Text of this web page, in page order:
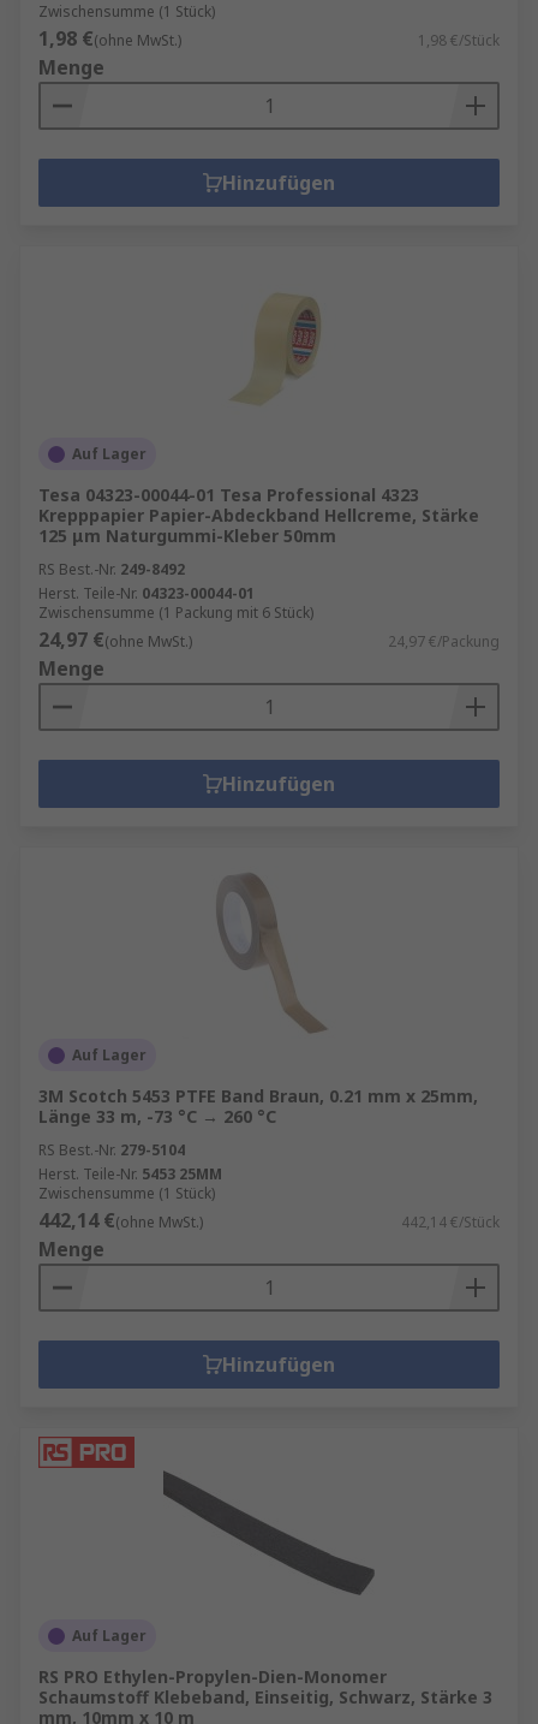
Zwischensumme (1 Stück)
1,98 €(ohne MwSt.) 1,98 €/Stück
Menge
Hinzufügen
Auf Lager
Tesa 04323-00044-01 Tesa Professional 4323
Krepppapier Papier-Abdeckband Hellcreme, Stärke
125 μm Naturgummi-Kleber 50mm
RS Best.-Nr. 249-8492
Herst. Teile-Nr. 04323-00044-01
Zwischensumme (1 Packung mit 6 Stück)
24,97 €(ohne MwSt.) 24,97 €/Packung
Menge
Hinzufügen
Auf Lager
3M Scotch 5453 PTFE Band Braun, 0.21 mm x 25mm,
Länge 33 m, -73 °C → 260 °C
RS Best.-Nr. 279-5104
Herst. Teile-Nr. 5453 25MM
Zwischensumme (1 Stück)
442,14 €(ohne MwSt.) 442,14 €/Stück
Menge
Hinzufügen
Auf Lager
RS PRO Ethylen-Propylen-Dien-Monomer
Schaumstoff Klebeband, Einseitig, Schwarz, Stärke 3
mm, 10mm x 10 m